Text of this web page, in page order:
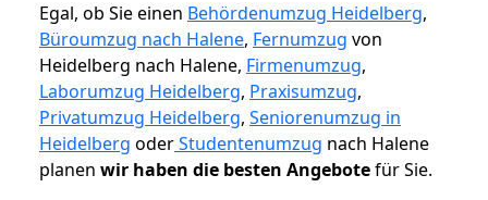
Egal, ob Sie einen Behördenumzug Heidelberg,
Büroumzug nach Halene, Fernumzug von
Heidelberg nach Halene, Firmenumzug,
Laborumzug Heidelberg, Praxisumzug,
Privatumzug Heidelberg, Seniorenumzug in
Heidelberg oderStudentenumzug nach Halene
planen wir haben die besten Angebotefür Sie.